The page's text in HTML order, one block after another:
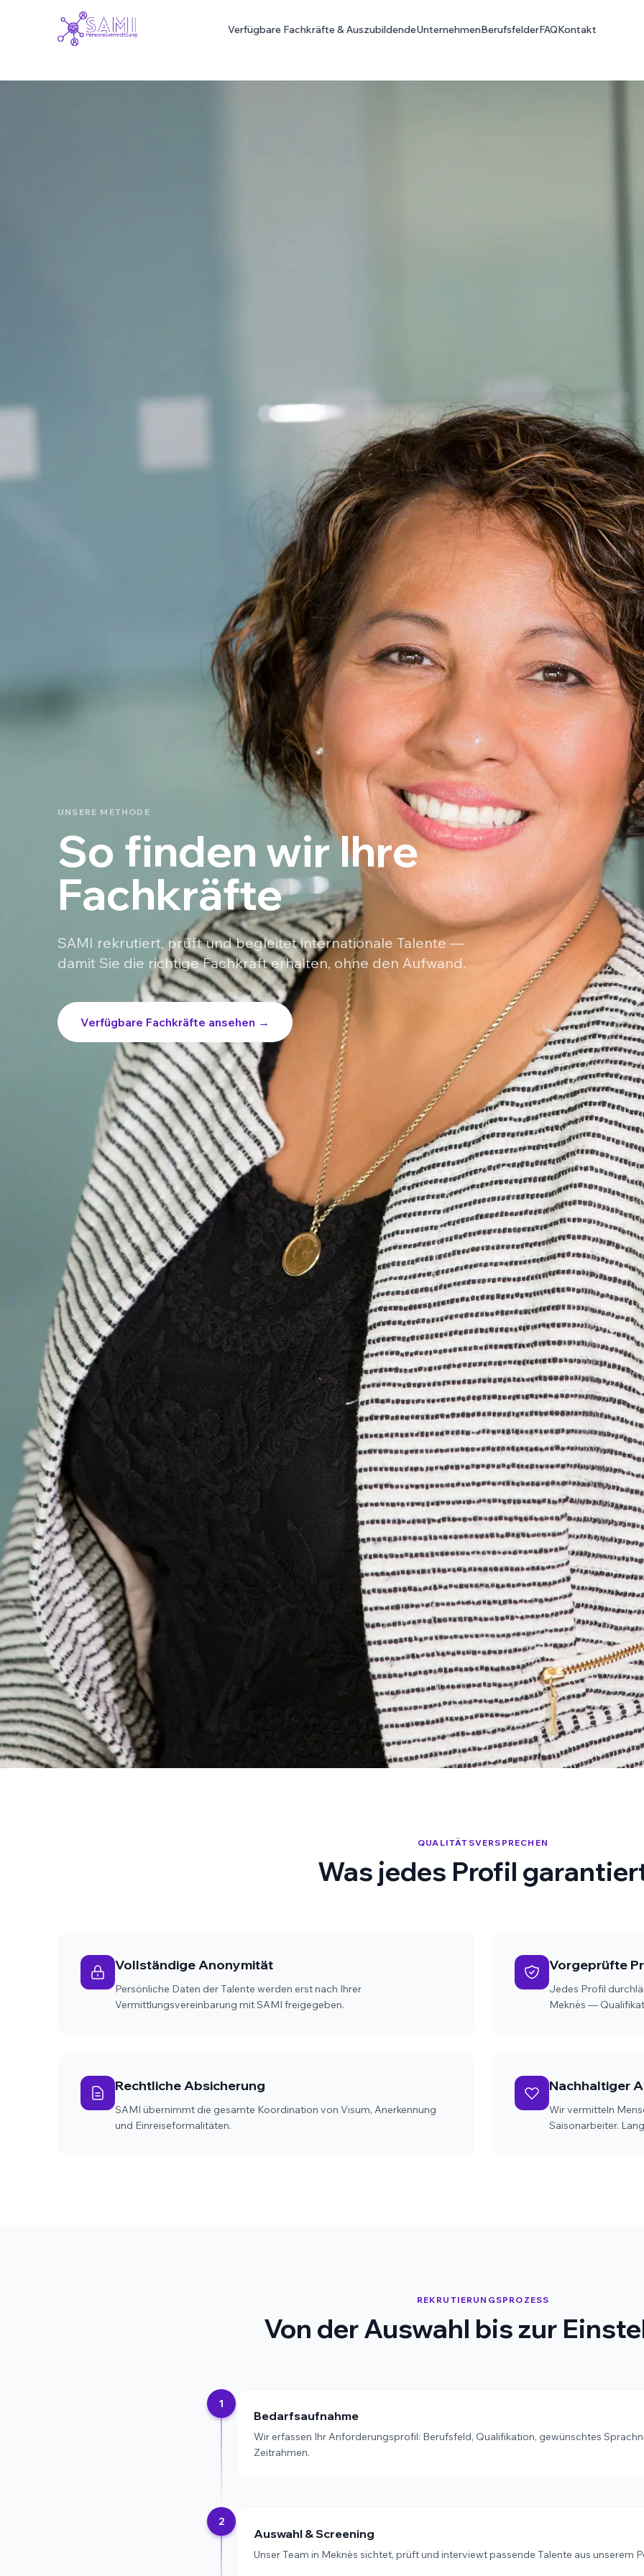
Verfügbare Fachkräfte & AuszubildendeUnternehmenBerufsfelderFAQKontakt
UNSERE METHODE
So finden wir Ihre
Fachkräfte
SAMI rekrutiert, prüft und begleitet internationale Talente —
damit Sie die richtige Fachkraft erhalten, ohne den Aufwand.
Verfügbare Fachkräfte ansehen →
QUALITÄTSVERSPRECHEN
Was jedes Profil
Vollständige Anonymität
Persönliche Daten der Talente werden erst nach Ihrer
Vermittlungsvereinbarung mit SAMI freigegeben.
Vorgeprüfte
Jedes Profil
Meknès —
Rechtliche Absicherung
SAMI übernimmt die gesamte Koordination von Visum, Anerkennung
und Einreiseformalitäten.
Nachhaltiger
Wir vermitteln
Saisonarbeiter.
REKRUTIERUNGSPROZESS
Von der Auswahl bis zur
1
Bedarfsaufnahme
Wir erfassen Ihr Anforderungsprofil: Berufsfeld, Qualifikation, gewünschtes
Zeitrahmen.
2
Auswahl & Screening
Unser Team in Meknès sichtet, prüft und interviewt passende Talente aus unserem